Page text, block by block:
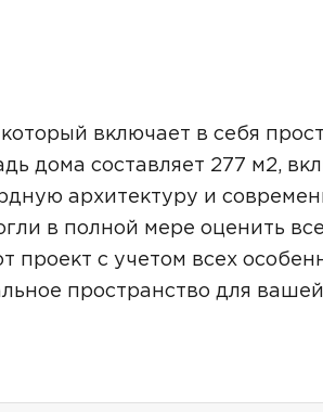
включает в себя
дома составляет 277 м2,
архитектуру и
в полной мере оценить
проект с учетом всех
пространство для
ТОЧНУЮ СТОИМОСТЬ